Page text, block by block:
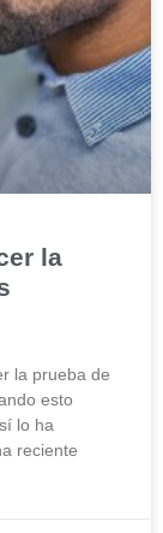
la
la prueba de
esto
lo ha
reciente